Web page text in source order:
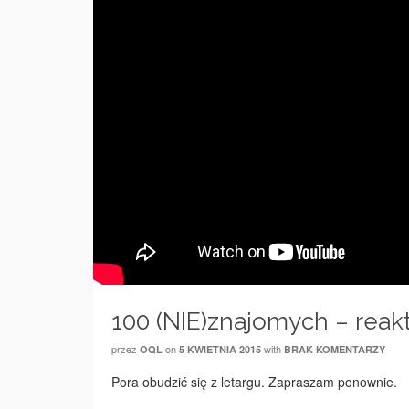
100 (NIE)znajomych –
przez OQL on 5 KWIETNIA 2015 with BRAK KOMENTARZY
Pora obudzić się z letargu. Zapraszam ponownie.